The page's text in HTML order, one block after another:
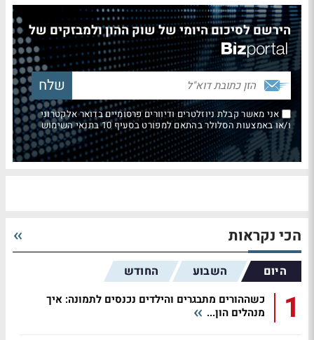
הירשם לסיכום היומי של שוק ההון ולמבזקים של
אני מאשר קבלת ניוזלטרים ודיוורים פרסומיים בדואר אלקטרוני
ו/או באמצעות הסלולר בהתאם למפורט בסעיף 10 בתנאי השימוש
הכי נקראות
היום השבוע החודש
1
כשההורים מתבגרים והילדים נכנסים לתמונה: איך
מנהלים הון...